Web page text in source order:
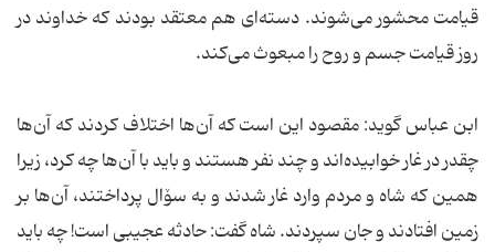
قیامت محشور می‌شوند. دسته‌ای هم معتقد بودند که خداوند در
روز قیامت جسم و روح را مبعوث می‌کند.
ابن عباس گوید: مقصود این است که آن‌ها اختلاف کردند که آن‌ها
چقدر در غار خوابیده‌اند و چند نفر هستند و باید با آن‌ها چه کرد، زیرا
همین که شاه و مردم وارد غار شدند و به سۆال پرداختند، آن‌ها بر
زمین افتادند و جان سپردند. شاه گفت: حادثه عجیبی است! چه باید